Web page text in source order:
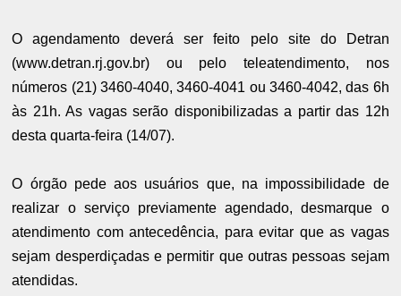
O agendamento deverá ser feito pelo site do Detran
(www.detran.rj.gov.br) ou pelo teleatendimento, nos
números (21) 3460-4040, 3460-4041 ou 3460-4042, das 6h
às 21h. As vagas serão disponibilizadas a partir das 12h
desta quarta-feira (14/07).
O órgão pede aos usuários que, na impossibilidade de
realizar o serviço previamente agendado, desmarque o
atendimento com antecedência, para evitar que as vagas
sejam desperdiçadas e permitir que outras pessoas sejam
atendidas.